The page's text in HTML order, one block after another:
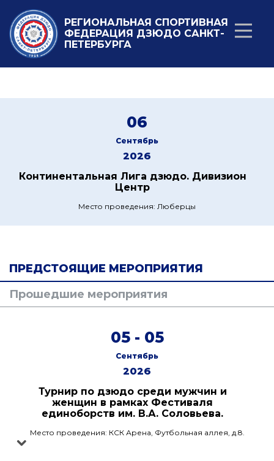
РЕГИОНАЛЬНАЯ СПОРТИВНАЯ
ФЕДЕРАЦИЯ ДЗЮДО САНКТ-
ПЕТЕРБУРГА
06
Сентябрь
2026
Континентальная Лига дзюдо. Дивизион
Центр
Место проведения: Люберцы
ПРЕДСТОЯЩИЕ МЕРОПРИЯТИЯ
Прошедшие мероприятия
05 - 05
Сентябрь
2026
Турнир по дзюдо среди мужчин и
женщин в рамках Фестиваля
единоборств им. В.А. Соловьева.
Место проведения: КСК Арена, Футбольная аллея, д.8.